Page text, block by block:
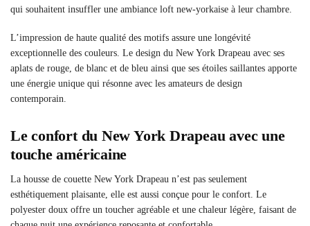
qui souhaitent insuffler une ambiance loft new-yorkaise à leur chambre.
L’impression de haute qualité des motifs assure une longévité
exceptionnelle des couleurs. Le design du New York Drapeau avec ses
aplats de rouge, de blanc et de bleu ainsi que ses étoiles saillantes apporte
une énergie unique qui résonne avec les amateurs de design
contemporain.
Le confort du New York Drapeau avec une
touche américaine
La housse de couette New York Drapeau n’est pas seulement
esthétiquement plaisante, elle est aussi conçue pour le confort. Le
polyester doux offre un toucher agréable et une chaleur légère, faisant de